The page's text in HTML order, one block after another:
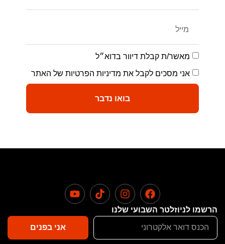
מאשר/ת קבלת דיוור בדוא״ל
אני מסכים לקבל את מדיניות הפרטיות של האתר
בואו נדבר
הרשמו לניוזלטר השבועי שלנו
אני בפנים